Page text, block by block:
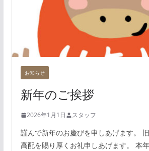
お知らせ
新年のご挨拶
2026年1月1日 スタッフ
謹んで新年のお慶びを申しあげます。
高配を賜り厚くお礼申しあげます。 本